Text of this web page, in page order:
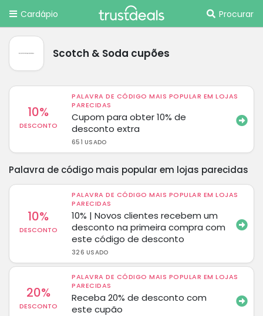
Cardápio Procurar
Scotch & Soda cupões
10%
DESCONTO
PALAVRA DE CÓDIGO MAIS POPULAR EM LOJAS
PARECIDAS
Cupom para obter 10% de
desconto extra
651 USADO
Palavra de código mais popular em lojas parecidas
10%
DESCONTO
PALAVRA DE CÓDIGO MAIS POPULAR EM LOJAS
PARECIDAS
10% | Novos clientes recebem um
desconto na primeira compra com
este código de desconto
326 USADO
20%
DESCONTO
PALAVRA DE CÓDIGO MAIS POPULAR EM LOJAS
PARECIDAS
Receba 20% de desconto com
este cupão